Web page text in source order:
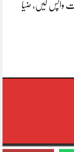
واپس لیں، ضیا